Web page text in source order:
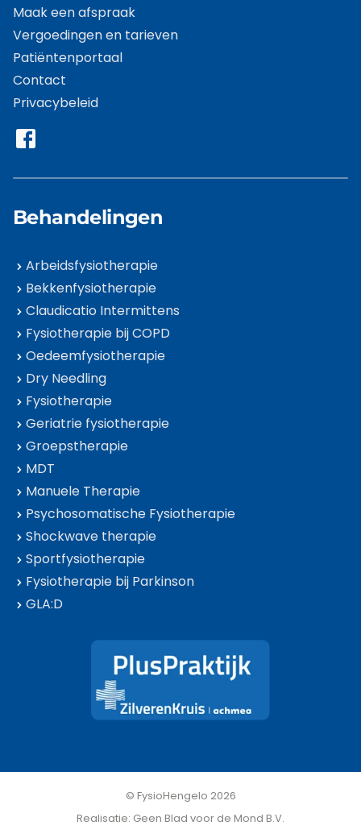
Maak een afspraak
Vergoedingen en tarieven
Patiëntenportaal
Contact
Privacybeleid
Behandelingen
Arbeidsfysiotherapie
Bekkenfysiotherapie
Claudicatio Intermittens
Fysiotherapie bij COPD
Oedeemfysiotherapie
Dry Needling
Fysiotherapie
Geriatrie fysiotherapie
Groepstherapie
MDT
Manuele Therapie
Psychosomatische Fysiotherapie
Shockwave therapie
Sportfysiotherapie
Fysiotherapie bij Parkinson
GLA:D
© FysioHengelo 2026
Realisatie: Geen Blad voor de Mond B.V.